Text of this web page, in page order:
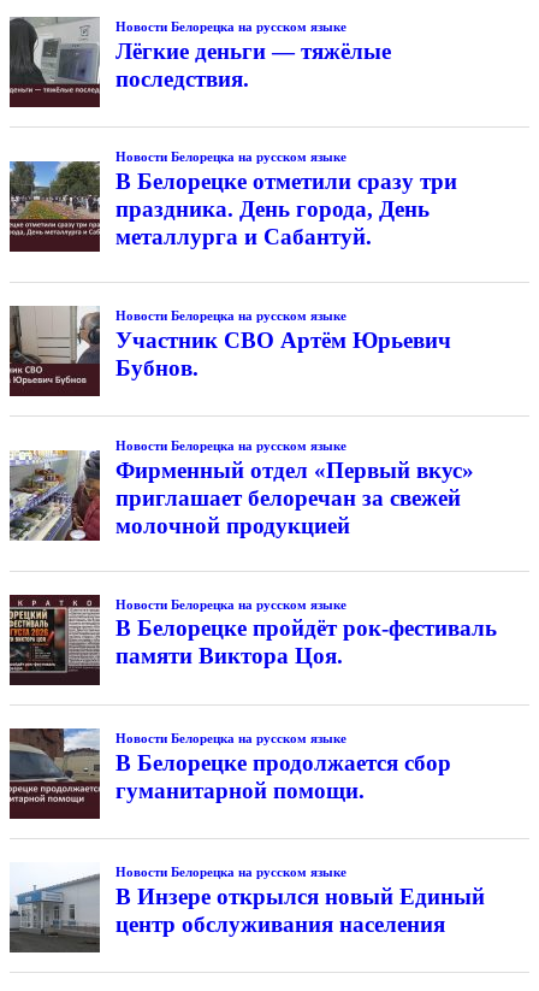
Новости Белорецка на русском языке
Лёгкие деньги — тяжёлые
последствия.
Новости Белорецка на русском языке
В Белорецке отметили сразу три
праздника. День города, День
металлурга и Сабантуй.
Новости Белорецка на русском языке
Участник СВО Артём Юрьевич
Бубнов.
Новости Белорецка на русском языке
Фирменный отдел «Первый вкус»
приглашает белоречан за свежей
молочной продукцией
Новости Белорецка на русском языке
В Белорецке пройдёт рок-фестиваль
памяти Виктора Цоя.
Новости Белорецка на русском языке
В Белорецке продолжается сбор
гуманитарной помощи.
Новости Белорецка на русском языке
В Инзере открылся новый Единый
центр обслуживания населения